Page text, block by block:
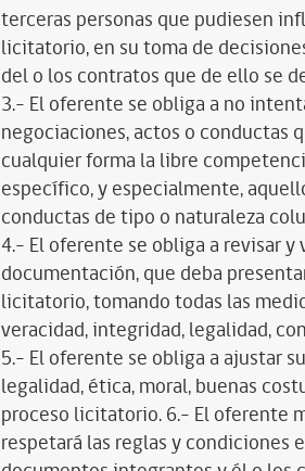
terceras personas que pudiesen
licitatorio, en su toma de
del o los contratos que de ello se
3.- El oferente se obliga a no
negociaciones, actos o conductas
cualquier forma la libre
específico, y especialmente,
conductas de tipo o naturaleza
4.- El oferente se obliga a revisar
documentación, que deba
licitatorio, tomando todas las
veracidad, integridad, legalidad,
5.- El oferente se obliga a ajustar
legalidad, ética, moral, buenas
proceso licitatorio. 6.- El oferente
respetará las reglas y condiciones